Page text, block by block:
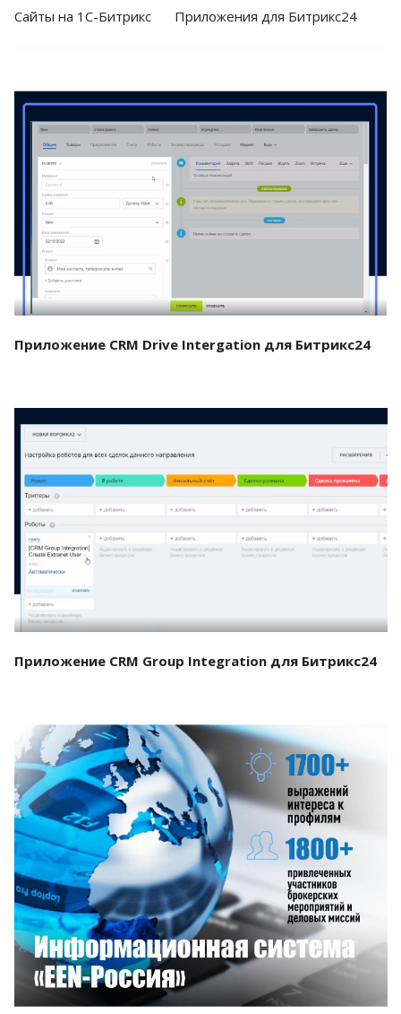
Cайты на 1С-Битрикс Приложения для Битрикс24
Смотреть проект
Приложение CRM Drive Intergation для Битрикс24
Смотреть проект
Приложение CRM Group Integration для Битрикс24
Смотреть проект